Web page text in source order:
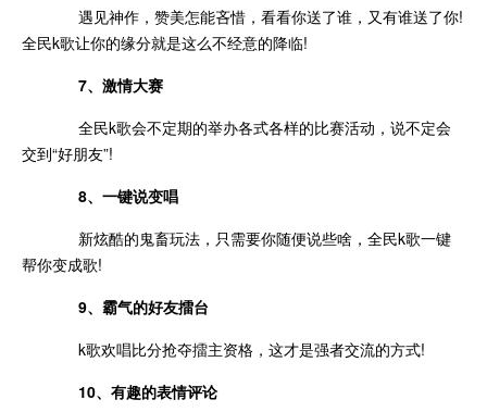
遇见神作，赞美怎能吝惜，看看你送了谁，又有谁送了你!
全民k歌让你的缘分就是这么不经意的降临!
7、激情大赛
全民k歌会不定期的举办各式各样的比赛活动，说不定会
交到“好朋友”!
8、一键说变唱
新炫酷的鬼畜玩法，只需要你随便说些啥，全民k歌一键
帮你变成歌!
9、霸气的好友擂台
k歌欢唱比分抢夺擂主资格，这才是强者交流的方式!
10、有趣的表情评论